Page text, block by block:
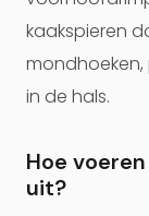
kaakspieren
mondhoeken,
in de hals.
Hoe
uit?